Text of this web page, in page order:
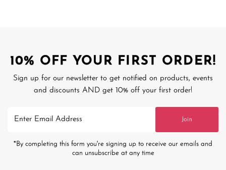
10% OFF YOUR FIRST ORDER!
Sign up for our newsletter to get notified on products, events
and discounts AND get 10% off your first order!
Email
Join
*By completing this form you're signing up to receive our emails and
can unsubscribe at any time